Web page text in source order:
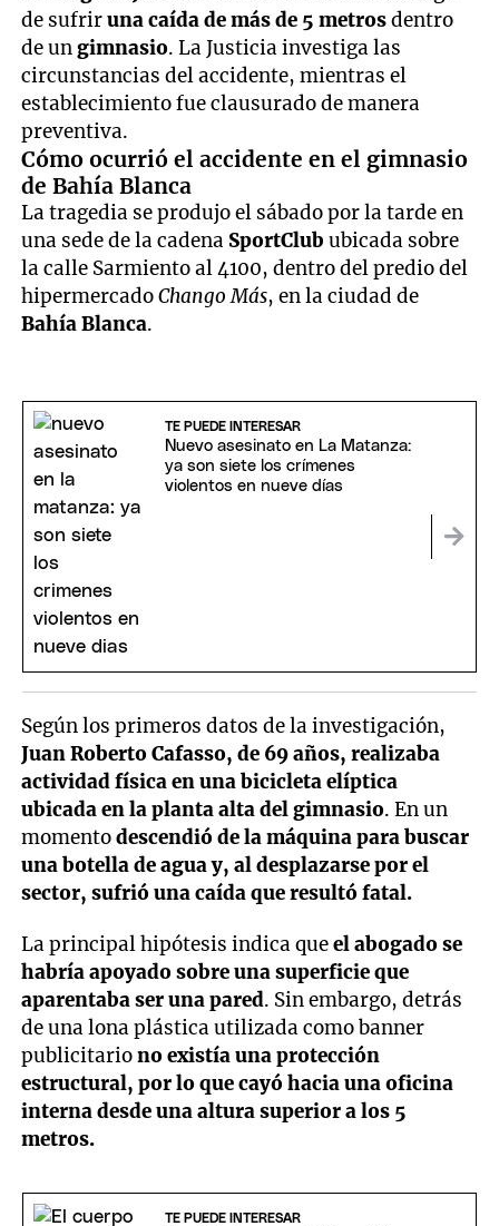
de sufriruna caída de más de 5 metrosdentro
de ungimnasio. La Justicia investiga las
circunstancias del accidente, mientras el
establecimiento fue clausurado de manera
preventiva.
Cómo ocurrió el accidente en el gimnasio
de Bahía Blanca
La tragedia se produjo el sábado por la tarde en
una sede de la cadena SportClububicada sobre
la calle Sarmiento al 4100, dentro del predio del
hipermercadoChango Más, en la ciudad de
Bahía Blanca.
TE PUEDE INTERESAR
Nuevo asesinato en La Matanza:
ya son siete los crímenes
violentos en nueve días
Según los primeros datos de la investigación,
Juan Roberto Cafasso, de 69 años, realizaba
actividad física en una bicicleta elíptica
ubicada en la planta alta del gimnasio. En un
momentodescendió de la máquina para buscar
una botella de agua y, al desplazarse por el
sector, sufrió una caída que resultó fatal.
La principal hipótesis indica queel abogado se
habría apoyado sobre una superficie que
aparentaba ser una pared. Sin embargo, detrás
de una lona plástica utilizada como banner
publicitariono existía una protección
estructural, por lo que cayó hacia una oficina
interna desde una altura superior a los 5
metros.
TE PUEDE INTERESAR